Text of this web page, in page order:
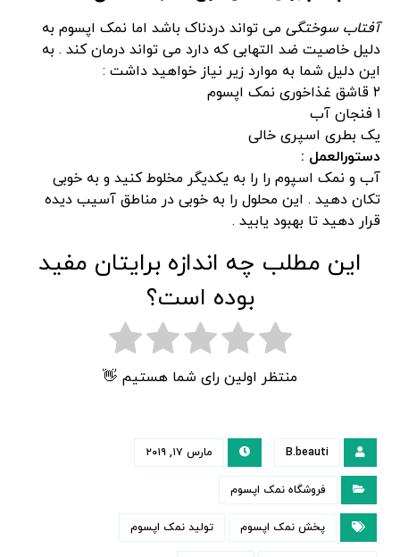
آفتاب سوختگی می تواند دردناک باشد اما نمک اپسوم به
دلیل خاصیت ضد التهابی که دارد می تواند درمان کند . به
این دلیل شما به موارد زیر نیاز خواهید داشت :
۲ قاشق غذاخوری نمک اپسوم
۱ فنجان آب
یک بطری اسپری خالی
دستورالعمل :
آب و نمک اسپوم را را به یکدیگر مخلوط کنید و به خوبی
تکان دهید . این محلول را به خوبی در مناطق آسیب دیده
قرار دهید تا بهبود یابید .
این مطلب چه اندازه برایتان مفید
بوده است؟
منتظر اولین رای شما هستیم 👋
B.beauti مارس ۱۷, ۲۰۱۹
فروشگاه نمک اپسوم
پخش نمک اپسوم تولید نمک اپسوم